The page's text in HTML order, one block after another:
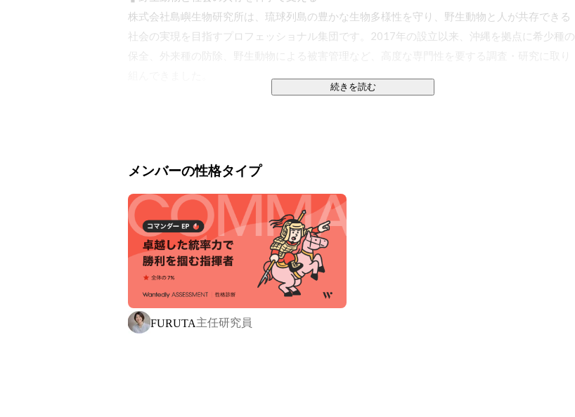
株式会社島嶼生物研究所は、琉球列島の豊かな生物多様性を守り、野生動物と人が共存できる
社会の実現を目指すプロフェッショナル集団です。2017年の設立以来、沖縄を拠点に希少種の
保全、外来種の防除、野生動物による被害管理など、高度な専門性を要する調査・研究に取り
探索犬」をチームの一員として迎え、外来種対策などにおいて高い成果を上げています。
▍活動の柱となる3つの事業
1.外来種防除・被害対策： 生態系を守るための科学的なアプローチ
2.野生動物の管理：人と野生動物の軋轢を軽減
3. 環境教育：外来種問題や野生動物に対する正しい理解を広げ、次世代の保全意識を育む
▍沖縄から全国、そして未来へ
2025年からは、これまでの沖縄での知見を活かし、北海道をはじめとした全国展開を開始して
続きを読む
メンバーの性格タイプ
FURUTA主任研究員